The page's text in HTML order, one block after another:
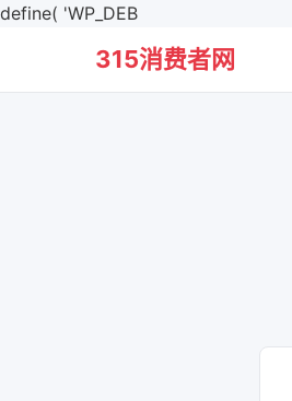
define( 'WP_DEB
315消费者网